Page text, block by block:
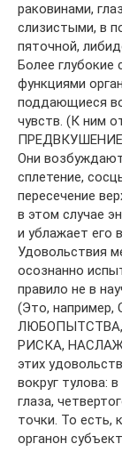
раковинами,
слизистыми, в
пяточной,
Более глубокие
функциями
поддающиеся
чувств. (К ним
Они
сплетение,
пересечение
в этом случае
и ублажает его
Удовольствия
осознанно
правило не в
(Это,
РИСКА,
этих
вокруг тулова:
глаза,
точки. То есть,
органон